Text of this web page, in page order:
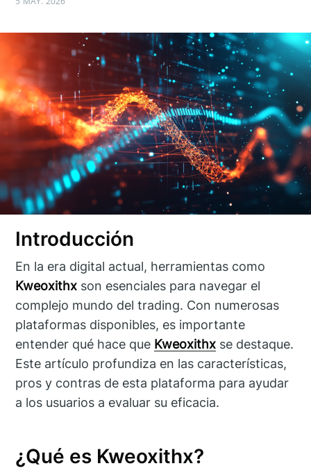
Introducción
En la era digital actual, herramientas como
Kweoxithx son esenciales para navegar el
complejo mundo del trading. Con numerosas
plataformas disponibles, es importante
entender qué hace que Kweoxithx se destaque.
Este artículo profundiza en las características,
pros y contras de esta plataforma para ayudar
a los usuarios a evaluar su eficacia.
¿Qué es Kweoxithx?